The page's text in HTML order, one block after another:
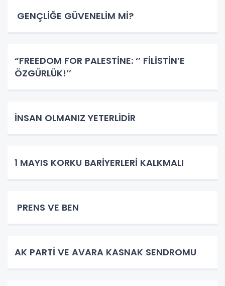
GENÇLİĞE GÜVENELİM Mİ?
​​​​​​​“FREEDOM FOR PALESTİNE: ‘’ FİLİSTİN’E
ÖZGÜRLÜK!’’
İNSAN OLMANIZ YETERLİDİR
1 MAYIS KORKU BARİYERLERİ KALKMALI
PRENS VE BEN
AK PARTİ VE AVARA KASNAK SENDROMU